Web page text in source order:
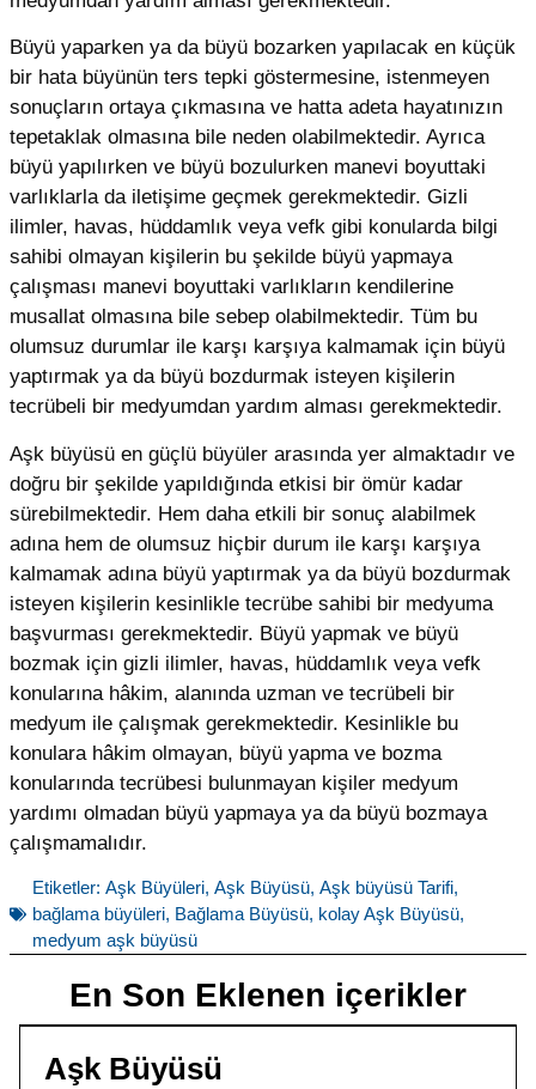
Büyü yaparken ya da büyü bozarken yapılacak en küçük
bir hata büyünün ters tepki göstermesine, istenmeyen
sonuçların ortaya çıkmasına ve hatta adeta hayatınızın
tepetaklak olmasına bile neden olabilmektedir. Ayrıca
büyü yapılırken ve büyü bozulurken manevi boyuttaki
varlıklarla da iletişime geçmek gerekmektedir. Gizli
ilimler, havas, hüddamlık veya vefk gibi konularda bilgi
sahibi olmayan kişilerin bu şekilde büyü yapmaya
çalışması manevi boyuttaki varlıkların kendilerine
musallat olmasına bile sebep olabilmektedir. Tüm bu
olumsuz durumlar ile karşı karşıya kalmamak için büyü
yaptırmak ya da büyü bozdurmak isteyen kişilerin
tecrübeli bir medyumdan yardım alması gerekmektedir.
Aşk büyüsü en güçlü büyüler arasında yer almaktadır ve
doğru bir şekilde yapıldığında etkisi bir ömür kadar
sürebilmektedir. Hem daha etkili bir sonuç alabilmek
adına hem de olumsuz hiçbir durum ile karşı karşıya
kalmamak adına büyü yaptırmak ya da büyü bozdurmak
isteyen kişilerin kesinlikle tecrübe sahibi bir medyuma
başvurması gerekmektedir. Büyü yapmak ve büyü
bozmak için gizli ilimler, havas, hüddamlık veya vefk
konularına hâkim, alanında uzman ve tecrübeli bir
medyum ile çalışmak gerekmektedir. Kesinlikle bu
konulara hâkim olmayan, büyü yapma ve bozma
konularında tecrübesi bulunmayan kişiler medyum
yardımı olmadan büyü yapmaya ya da büyü bozmaya
çalışmamalıdır.
Etiketler: Aşk Büyüleri, Aşk Büyüsü, Aşk büyüsü Tarifi,
bağlama büyüleri, Bağlama Büyüsü, kolay Aşk Büyüsü,
medyum aşk büyüsü
En Son Eklenen içerikler
Aşk Büyüsü